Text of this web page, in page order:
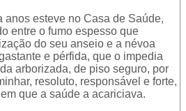
anos esteve no Casa de Saúde,
entre o fumo espesso que
do seu anseio e a névoa
e pérfida, que o impedia
arborizada, de piso seguro, por
resoluto, responsável e forte,
que a saúde a acariciava.